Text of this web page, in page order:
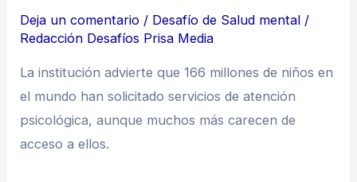
Deja un comentario / Desafío de Salud mental /
Redacción Desafíos Prisa Media
La institución advierte que 166 millones de niños en
el mundo han solicitado servicios de atención
psicológica, aunque muchos más carecen de
acceso a ellos.
escuelas